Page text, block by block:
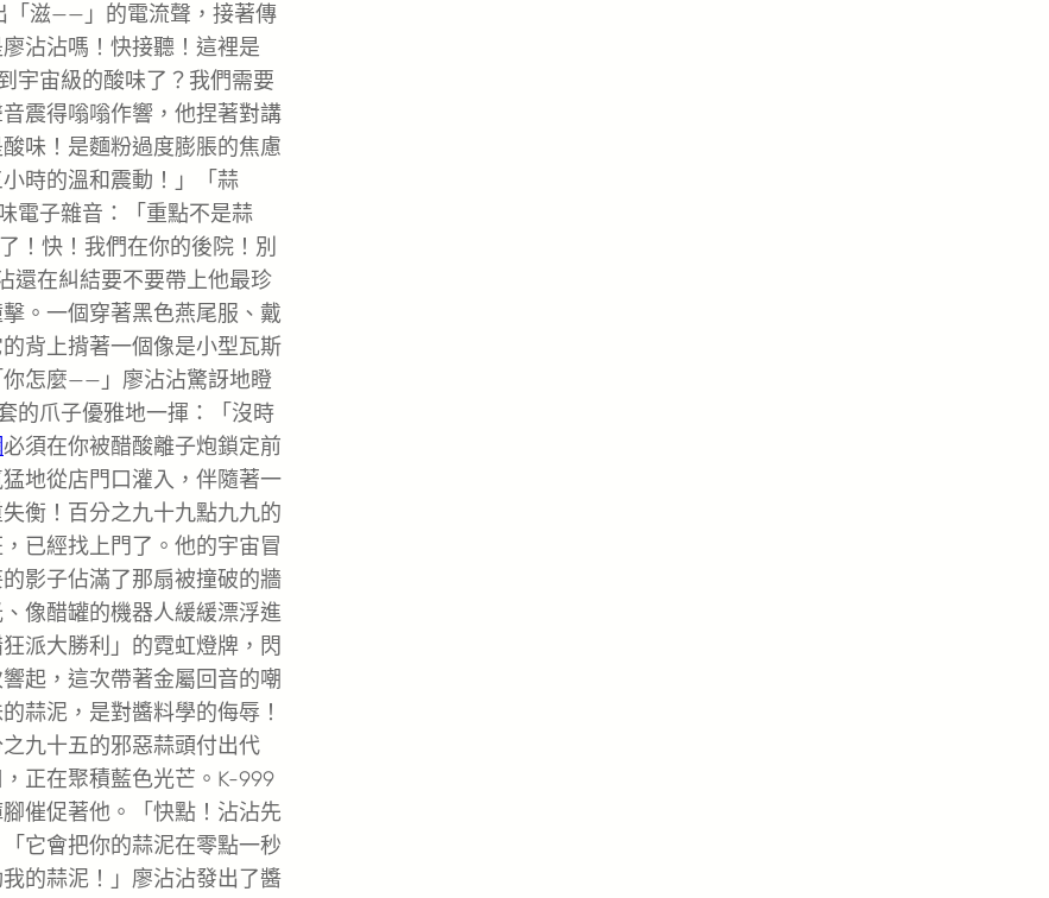
「滋——」的電流聲，接著傳
沾沾嗎！快接聽！這裡是
宇宙級的酸味了？我們需要
震得嗡嗡作響，他捏著對講
味！是麵粉過度膨脹的焦慮
時的溫和震動！」「蒜
電子雜音：「重點不是蒜
！快！我們在你的後院！別
還在糾結要不要帶上他最珍
。一個穿著黑色燕尾服、戴
背上揹著一個像是小型瓦斯
怎麼——」廖沾沾驚訝地瞪
的爪子優雅地一揮：「沒時
必須在你被醋酸離子炮鎖定前
地從店門口灌入，伴隨著一
衡！百分之九十九點九九的
已經找上門了。他的宇宙冒
影子佔滿了那扇被撞破的牆
像醋罐的機器人緩緩漂浮進
派大勝利」的霓虹燈牌，閃
起，這次帶著金屬回音的嘲
蒜泥，是對醬料學的侮辱！
九十五的邪惡蒜頭付出代
正在聚積藍色光芒。K-999
催促著他。「快點！沾沾先
它會把你的蒜泥在零點一秒
的蒜泥！」廖沾沾發出了醬